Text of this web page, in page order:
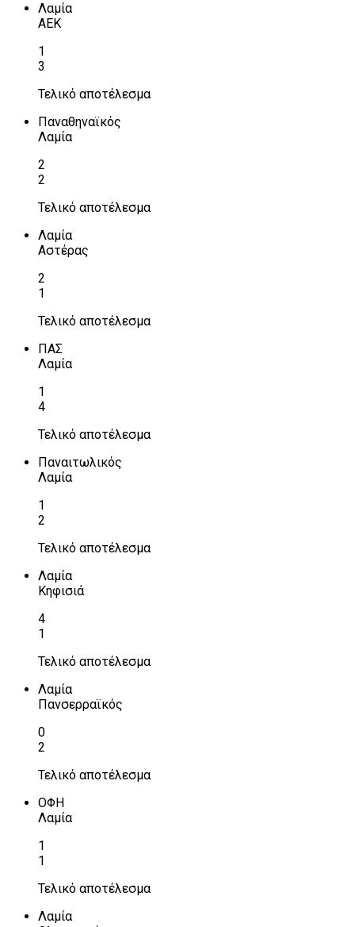
Λαμία
ΑΕΚ
1
3
Τελικό αποτέλεσμα
Παναθηναϊκός
Λαμία
2
2
Τελικό αποτέλεσμα
Λαμία
Αστέρας
2
1
Τελικό αποτέλεσμα
ΠΑΣ
Λαμία
1
4
Τελικό αποτέλεσμα
Παναιτωλικός
Λαμία
1
2
Τελικό αποτέλεσμα
Λαμία
Κηφισιά
4
1
Τελικό αποτέλεσμα
Λαμία
Πανσερραϊκός
0
2
Τελικό αποτέλεσμα
ΟΦΗ
Λαμία
1
1
Τελικό αποτέλεσμα
Λαμία